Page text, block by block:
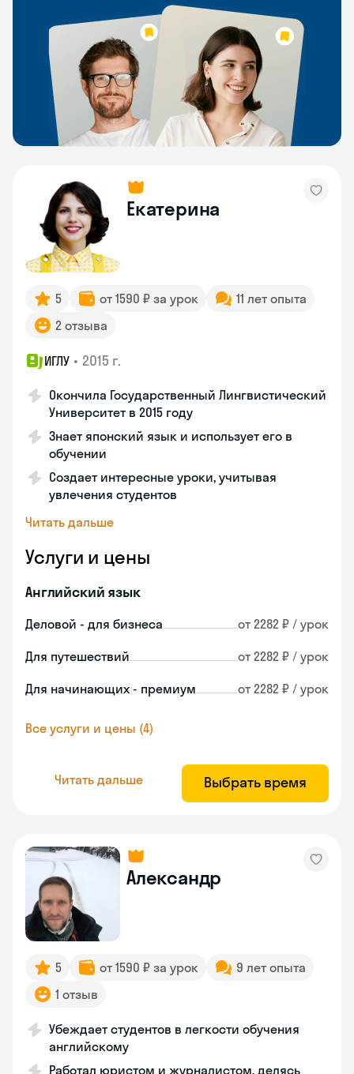
Екатерина
5 от 1590 ₽ за урок
11 лет опыта
2 отзыва
ИГЛУ • 2015 г.
Окончила Государственный Лингвистический
Университет в 2015 году
Знает японский язык и использует его в
обучении
Создает интересные уроки, учитывая
увлечения студентов
Читать дальше
Услуги и цены
Английский язык
Деловой - для бизнеса от 2282 ₽ / урок
Для путешествий от 2282 ₽ / урок
Для начинающих - премиум от 2282 ₽ / урок
Все услуги и цены (4)
Читать дальше Выбрать время
Александр
5 от 1590 ₽ за урок
9 лет опыта
1 отзыв
Убеждает студентов в легкости обучения
английскому
Работал юристом и журналистом, делясь